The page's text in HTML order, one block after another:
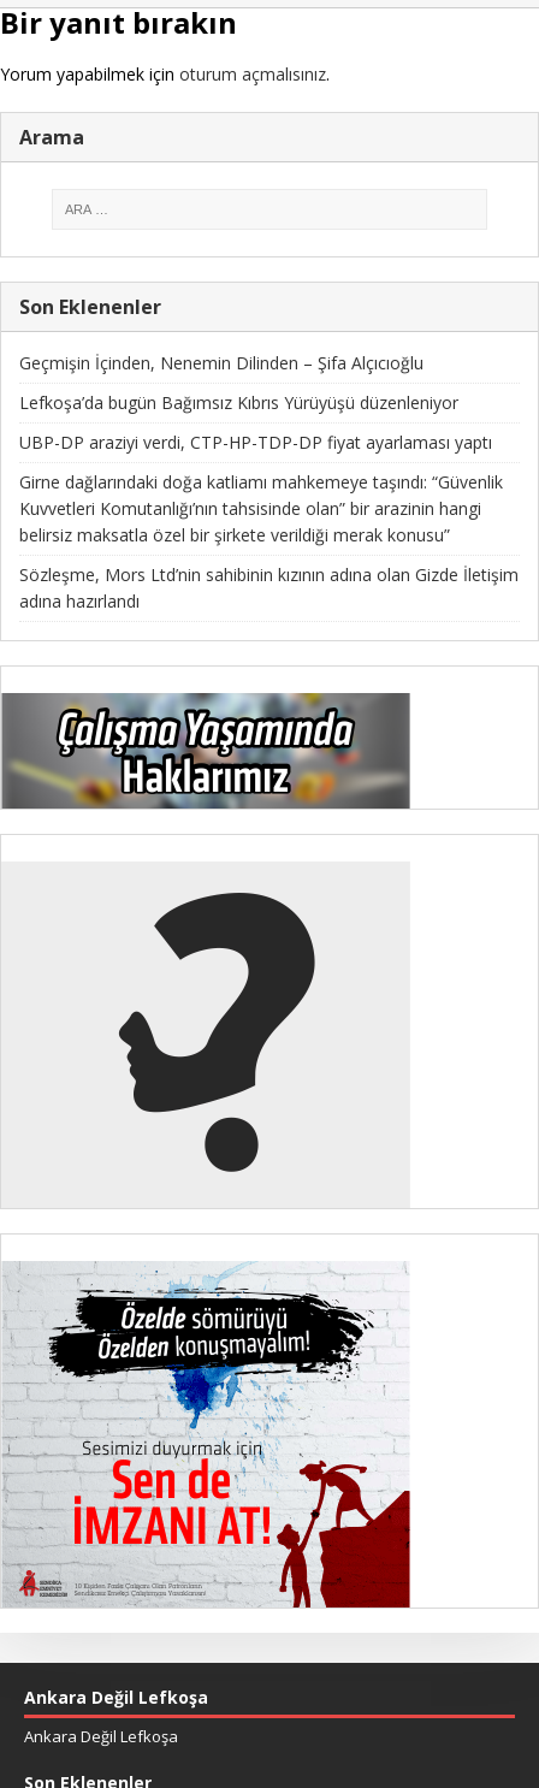
Bir yanıt bırakın
Yorum yapabilmek için oturum açmalısınız.
Arama
Son Eklenenler
Geçmişin İçinden, Nenemin Dilinden – Şifa Alçıcıoğlu
Lefkoşa’da bugün Bağımsız Kıbrıs Yürüyüşü düzenleniyor
UBP-DP araziyi verdi, CTP-HP-TDP-DP fiyat ayarlaması yaptı
Girne dağlarındaki doğa katliamı mahkemeye taşındı: “Güvenlik
Kuvvetleri Komutanlığı’nın tahsisinde olan” bir arazinin hangi
belirsiz maksatla özel bir şirkete verildiği merak konusu”
Sözleşme, Mors Ltd’nin sahibinin kızının adına olan Gizde İletişim
adına hazırlandı
Ankara Değil Lefkoşa
Ankara Değil Lefkoşa
Son Eklenenler